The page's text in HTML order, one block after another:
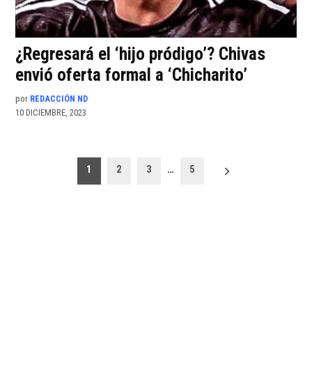
¿Regresará el ‘hijo pródigo’? Chivas
envió oferta formal a ‘Chicharito’
por REDACCIÓN ND
10 DICIEMBRE, 2023
Paginación
1 2 3 … 5